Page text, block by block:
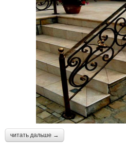
читать дальше →